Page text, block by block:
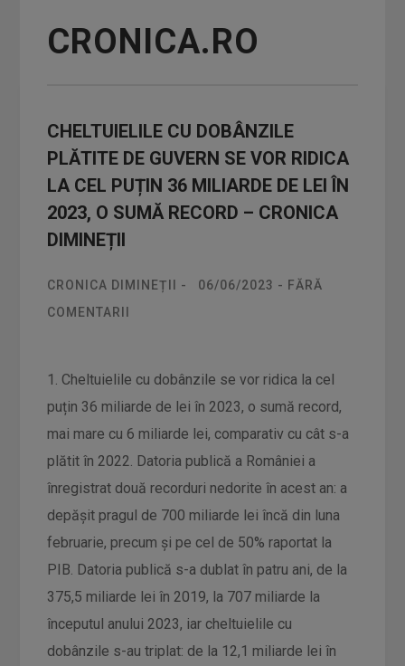
CRONICA.RO
CHELTUIELILE CU DOBÂNZILE
PLĂTITE DE GUVERN SE VOR RIDICA
LA CEL PUȚIN 36 MILIARDE DE LEI ÎN
2023, O SUMĂ RECORD – CRONICA
DIMINEȚII
CRONICA DIMINEȚII - 06/06/2023 - FĂRĂ
COMENTARII
1. Cheltuielile cu dobânzile se vor ridica la cel
puțin 36 miliarde de lei în 2023, o sumă record,
mai mare cu 6 miliarde lei, comparativ cu cât s-a
plătit în 2022. Datoria publică a României a
înregistrat două recorduri nedorite în acest an: a
depășit pragul de 700 miliarde lei încă din luna
februarie, precum și pe cel de 50% raportat la
PIB. Datoria publică s-a dublat în patru ani, de la
375,5 miliarde lei în 2019, la 707 miliarde la
începutul anului 2023, iar cheltuielile cu
dobânzile s-au triplat: de la 12,1 miliarde lei în